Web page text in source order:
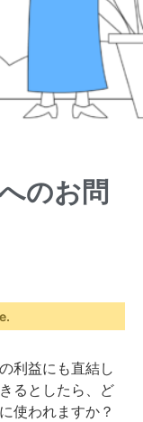
のお問
利益にも直結し
るとしたら、ど
使われますか？